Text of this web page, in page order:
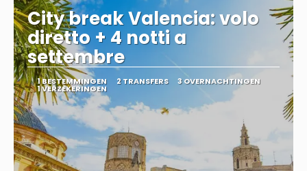
City break Valencia: volo
diretto + 4 notti a
settembre
1 BESTEMMINGEN 2 TRANSFERS 3 OVERNACHTINGEN
1 VERZEKERINGEN